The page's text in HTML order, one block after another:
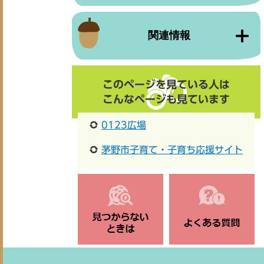
関連情報
このページを見ている人は
こんなページも見ています
0123広場
茅野市子育て・子育ち応援サイト